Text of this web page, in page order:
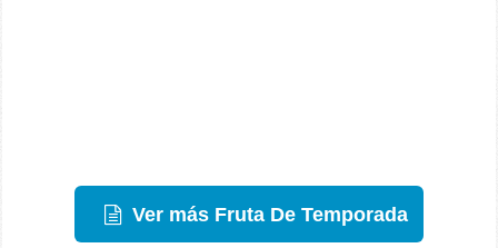
Ver más Fruta De Temporada